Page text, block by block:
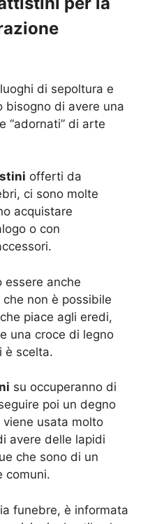
di sepoltura e
bisogno di avere una
“adornati” di arte
offerti da
ci sono molte
acquistare
o con
essere anche
che non è possibile
piace agli eredi,
una croce di legno
è scelta.
su occuperanno di
poi un degno
usata molto
avere delle lapidi
che sono di un
comuni.
funebre, è informata